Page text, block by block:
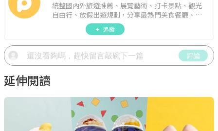
統整國內外旅遊推薦、展覽藝術、打卡景點、觀光
自由行、放假出遊規劃，分享最熱門美食餐廳、約
會聚餐、人氣甜點、速食手搖飲、3C科技、心理測
驗、星座運勢、生活雜貨、吃喝玩樂實用資訊。
追蹤
評論
延伸閱讀